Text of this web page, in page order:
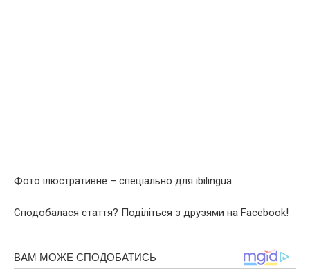
Фото ілюстративне – спеціально для ibilingua
Сподобалася стаття? Поділіться з друзями на Facebook!